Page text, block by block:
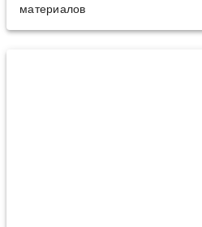
материалов